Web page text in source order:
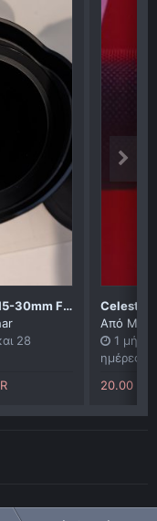
TAMRON 15-30mm F/2.8 G2 - NIKON F
28
Από
1 μήνα
ημέρες
20.00